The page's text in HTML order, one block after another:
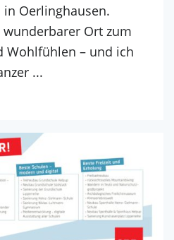
Oerlinghausen.
Ort zum
Wohlfühlen – und ich
...